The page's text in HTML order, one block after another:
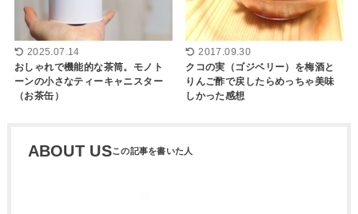
2025.07.14
おしゃれで機能的な茶筒。モノト
ーンの小さなティーキャニスター
（お茶缶）
2017.09.30
クコの実（ゴジベリー）を梅酒と
りんご酢で戻したらめっちゃ美味
しかった感想
ABOUT US